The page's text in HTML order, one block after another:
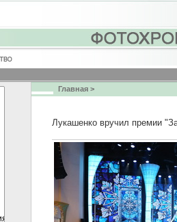
Главная >
Лукашенко вручил премии